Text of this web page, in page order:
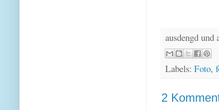
ausdengd
Labels: Foto,
2